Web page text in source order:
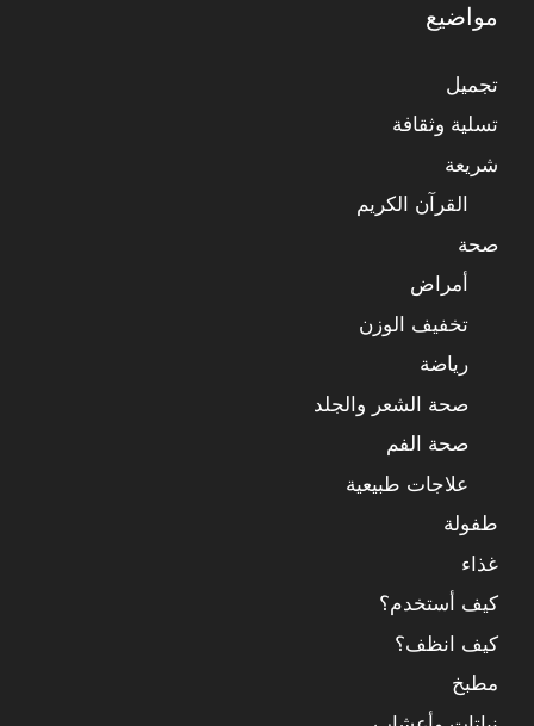
مواضيع
تجميل
تسلية وثقافة
شريعة
القرآن الكريم
صحة
أمراض
تخفيف الوزن
رياضة
صحة الشعر والجلد
صحة الفم
علاجات طبيعية
طفولة
غذاء
كيف أستخدم؟
كيف انظف؟
مطبخ